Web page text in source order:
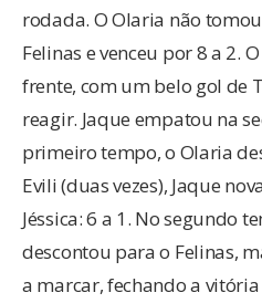
rodada. O Olaria não
Felinas e venceu por 8 a 2.
frente, com um belo gol de
reagir. Jaque empatou na
primeiro tempo, o Olaria
Evili (duas vezes), Jaque
Jéssica: 6 a 1. No segundo
descontou para o Felinas,
a marcar, fechando a vitória